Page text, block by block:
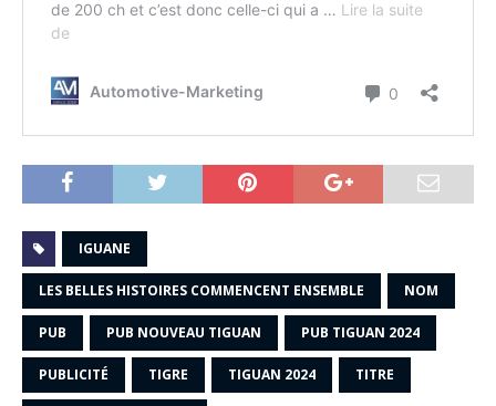
IGUANE
LES BELLES HISTOIRES COMMENCENT ENSEMBLE NOM
PUB PUB NOUVEAU TIGUAN PUB TIGUAN 2024
PUBLICITÉ TIGRE TIGUAN 2024 TITRE